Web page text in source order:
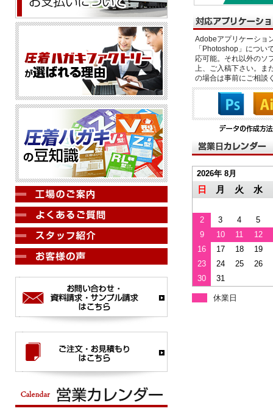
Adobeアプリケーショ
「Photoshop」につい
応可能。それ以外のソ
上、ご入稿下さい。ま
の場合は事前にご相談
2026年 8月
日 月 火 水
2 3 4
5
9
10 11
12
16
17 18
19
23
24 25
26
30
31
休業日